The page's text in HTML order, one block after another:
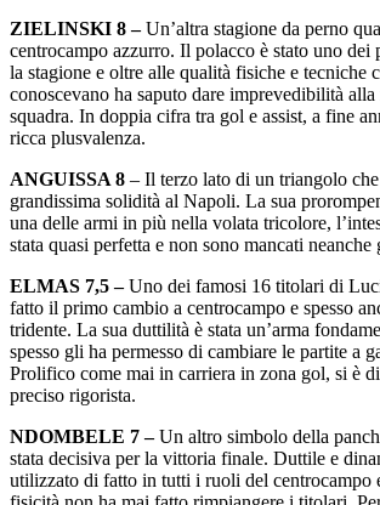
ZIELINSKI 8 –Un’altra stagione da perno
centrocampo azzurro. Il polacco è stato uno dei
la stagione e oltre alle qualità fisiche e tecniche
conoscevano ha saputo dare imprevedibilità
squadra. In doppia cifra tra gol e assist, a fine
ricca plusvalenza.
ANGUISSA 8 – Il terzo lato di un triangolo
grandissima solidità al Napoli. La sua
una delle armi in più nella volata tricolore,
stata quasi perfetta e non sono mancati neanche
ELMAS 7,5 –Uno dei famosi 16 titolari di
fatto il primo cambio a centrocampo e spesso
tridente. La sua duttilità è stata un’arma
spesso gli ha permesso di cambiare le partite a
Prolifico come mai in carriera in zona gol, si è
preciso rigorista.
NDOMBELE 7 –Un altro simbolo della
stata decisiva per la vittoria finale. Duttile e
utilizzato di fatto in tutti i ruoli del centrocampo